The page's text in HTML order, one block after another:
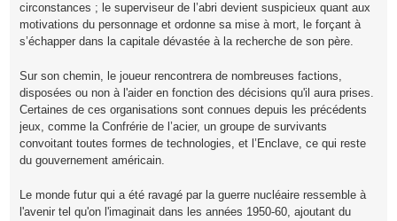
circonstances ; le superviseur de l’abri devient suspicieux quant aux
motivations du personnage et ordonne sa mise à mort, le forçant à
s’échapper dans la capitale dévastée à la recherche de son père.
Sur son chemin, le joueur rencontrera de nombreuses factions,
disposées ou non à l'aider en fonction des décisions qu'il aura prises.
Certaines de ces organisations sont connues depuis les précédents
jeux, comme la Confrérie de l’acier, un groupe de survivants
convoitant toutes formes de technologies, et l’Enclave, ce qui reste
du gouvernement américain.
Le monde futur qui a été ravagé par la guerre nucléaire ressemble à
l'avenir tel qu'on l'imaginait dans les années 1950-60, ajoutant du